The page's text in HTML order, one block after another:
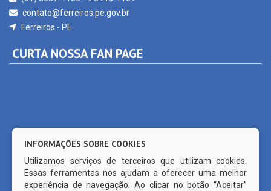
Ferreiros - PE
CURTA NOSSA FAN PAGE
INFORMAÇÕES SOBRE COOKIES
Utilizamos serviços de terceiros que utilizam cookies.
Essas ferramentas nos ajudam a oferecer uma melhor
experiência de navegação. Ao clicar no botão “Aceitar”